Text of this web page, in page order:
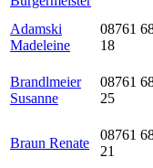
Adamski
Madeleine
08761
18
Brandlmeier
Susanne
08761
25
Braun Renate
08761
21